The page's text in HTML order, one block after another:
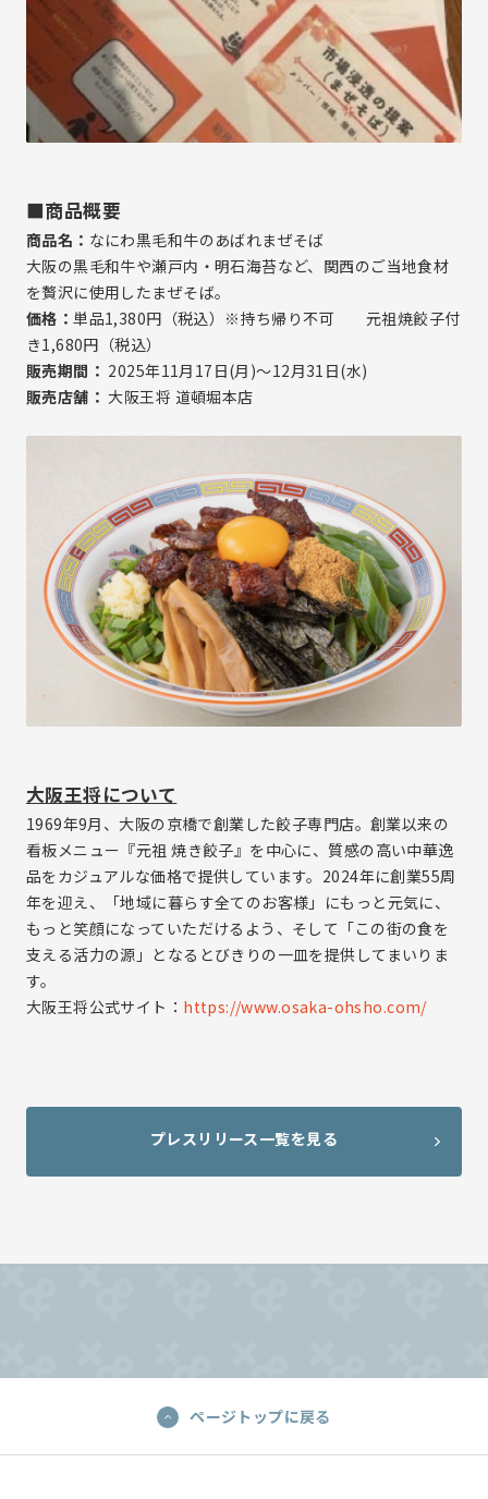
■商品概要
商品名： なにわ黒毛和牛のあばれまぜそば
大阪の黒毛和牛や瀬戸内・明石海苔など、関西のご当地食材
を贅沢に使用したまぜそば。
価格：単品1,380円（税込）※持ち帰り不可 元祖焼餃子付
き1,680円（税込）
販売期間： 2025年11月17日(月)～12月31日(水)
販売店舗： 大阪王将 道頓堀本店
大阪王将について
1969年9月、大阪の京橋で創業した餃子専門店。創業以来の
看板メニュー『元祖 焼き餃子』を中心に、質感の高い中華逸
品をカジュアルな価格で提供しています。2024年に創業55周
年を迎え、「地域に暮らす全てのお客様」にもっと元気に、
もっと笑顔になっていただけるよう、そして「この街の食を
支える活力の源」となるとびきりの一皿を提供してまいりま
す。
大阪王将公式サイト： https://www.osaka-ohsho.com/
プレスリリース一覧を見る
ページトップに戻る